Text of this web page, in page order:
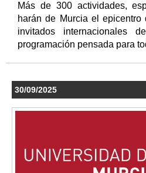
Más de 300 actividades,
harán de Murcia el epicentro
invitados internacionales
programación pensada para
30/09/2025